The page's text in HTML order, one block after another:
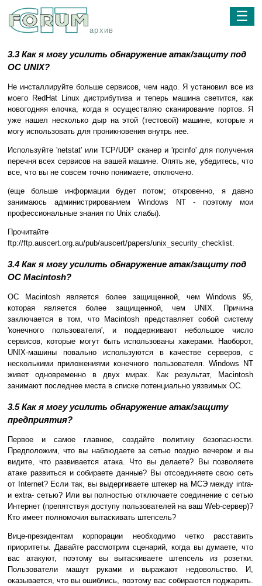
архив
☰
3.3 Как я могу усилить обнаружение атак/защиту под
ОС UNIX?
Не инсталлируйте больше сервисов, чем надо. Я установил все из
моего RedHat Linux дистрибутива и теперь машина светится, как
новогодняя елочка, когда я осуществляю сканирование портов. Я
уже нашел несколько дыр на этой (тестовой) машине, которые я
могу использовать для проникновения внутрь нее.
Используйте 'netstat' или TCP/UDP сканер и 'rpcinfo' для получения
перечня всех сервисов на вашей машине. Опять же, убедитесь, что
все, что вы не совсем точно понимаете, отключено.
(еще больше информации будет потом; откровенно, я давно
занимаюсь администрированием Windows NT - поэтому мои
профессиональные знания по Unix слабы).
Прочитайте
ftp://ftp.auscert.org.au/pub/auscert/papers/unix_security_checklist.
3.4 Как я могу усилить обнаружение атак/защиту под
ОС Macintosh?
ОС Macintosh является более защищенной, чем Windows 95,
которая является более защищенной, чем UNIX. Причина
заключается в том, что Macintosh представляет собой систему
'конечного пользователя', и поддерживают небольшое число
сервисов, которые могут быть использованы хакерами. Наоборот,
UNIX-машины повально используются в качестве серверов, с
несколькими приложениями конечного пользователя. Windows NT
живет одновременно в двух мирах. Как результат, Macintosh
занимают последнее места в списке потенциально уязвимых ОС.
3.5 Как я могу усилить обнаружение атак/защиту
предприятия?
Первое и самое главное, создайте политику безопасности.
Предположим, что вы наблюдаете за сетью поздно вечером и вы
видите, что развивается атака. Что вы делаете? Вы позволяете
атаке развиться и собираете данные? Вы отсоединяете свою сеть
от Internet? Если так, вы выдергиваете штекер на МСЭ между intra-
и extra- сетью? Или вы полностью отключаете соединение с сетью
Интернет (препятствуя доступу пользователей на ваш Web-сервер)?
Кто имеет полномочия вытаскивать штепсель?
Вице-президентам корпорации необходимо четко расставить
приоритеты. Давайте рассмотрим сценарий, когда вы думаете, что
вас атакуют, поэтому вы вытаскиваете штепсель из розетки.
Пользователи машут руками и выражают недовольство. И,
оказывается, что вы ошиблись, поэтому вас собираются поджарить.